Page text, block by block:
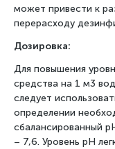
может привести к
перерасходу
Дозировка:
Для повышения
средства на 1 м3
следует
определении
сбалансированный
– 7,6. Уровень pH